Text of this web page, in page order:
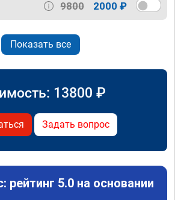
9800 2000 ₽
Показать все
13800 ₽
Задать вопрос
рейтинг 5.0 на основании